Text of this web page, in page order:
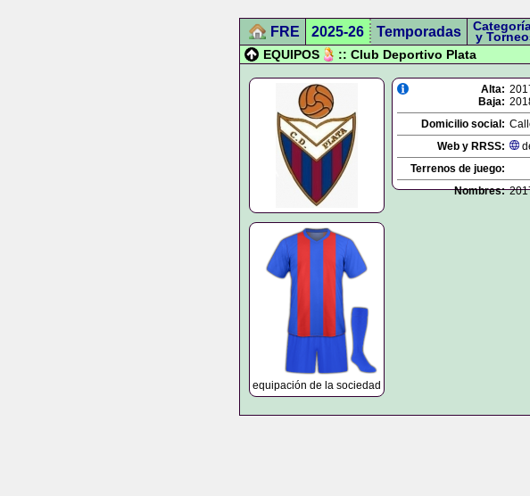
FRE 2025-26 Temporadas y
EQUIPOS
:: Club Deportivo Plata
equipación de la sociedad
Alta:
Baja:
Domicilio social:
Web y RRSS:
Terrenos de juego:
Nombres: